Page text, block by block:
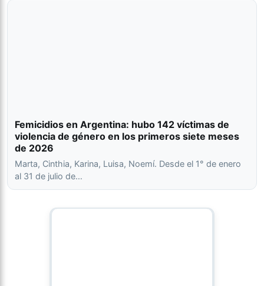
Femicidios en Argentina: hubo 142 víctimas de
violencia de género en los primeros siete meses
de 2026
Marta, Cinthia, Karina, Luisa, Noemí. Desde el 1° de enero
al 31 de julio de…